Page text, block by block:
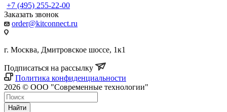
+7 (495) 255-22-00
Заказать звонок
order@kitconnect.ru
г. Москва, Дмитровское шоссе, 1к1
Подписаться на рассылку
Политика конфиденциальности
2026 © ООО "Современные технологии"
Найти